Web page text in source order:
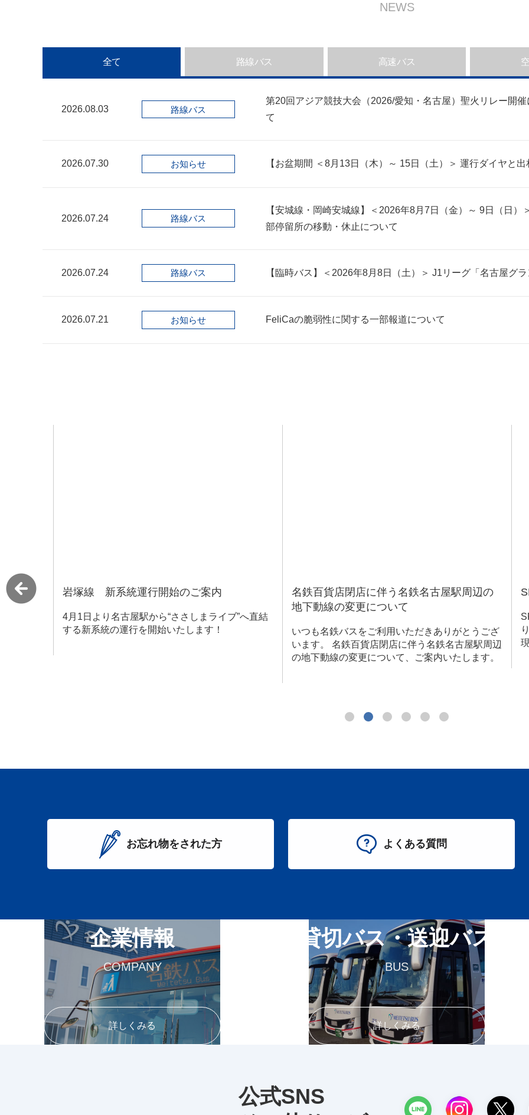
NEWS
全て 路線バス 高速バス
2026.08.03 路線バス
第20回アジア競技大会（2026/愛知・名古屋）聖火リレー開
て
2026.07.30 お知らせ 【お盆期間 ＜8月13日（木）～ 15日（土）＞ 運行ダイヤと
2026.07.24 路線バス
【安城線・岡崎安城線】＜2026年8月7日（金）～ 9日（日
部停留所の移動・休止について
2026.07.24 路線バス 【臨時バス】＜2026年8月8日（土）＞ J1リーグ「名古屋グ
2026.07.21 お知らせ FeliCaの脆弱性に関する一部報道について
名鉄百貨店閉店に伴う名鉄名古屋駅周辺の
いつも名鉄バスをご利用いただきありがとうござ
SRT 名古屋駅ー栄ルート運行開始！！
り心地やスムーズな乗降などスマートな移動を実
現する、新たな路面公共交通システムです。
お忘れ物をされた方 よくある質問
企業情報
COMPANY
詳しくみる
貸切バス・送迎バス
BUS
詳しくみる
公式SNS